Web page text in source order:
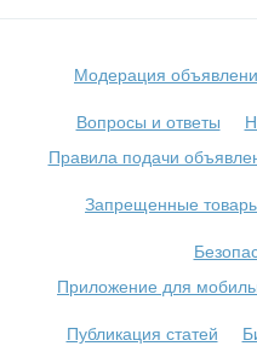
Модерация
Вопросы и ответы
Правила подачи
Запрещенные
Приложение для
Публикация статей